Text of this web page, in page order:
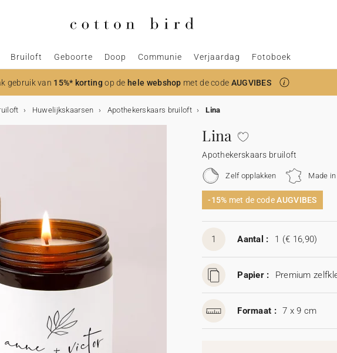
Bruiloft Geboorte Doop Communie Verjaardag Fotoboek
gebruik van 15%* kortingop dehele webshop met de code AUGVIBES
Huwelijkskaarsen Apothekerskaars bruiloft Lina
Lina
Apothekerskaars bruiloft
Zelf opplakken Made
-15% met de codeAUGVIBES
1 Aantal : 1 (€ 16,90)
Papier : Premium
Formaat : 7 x 9 cm